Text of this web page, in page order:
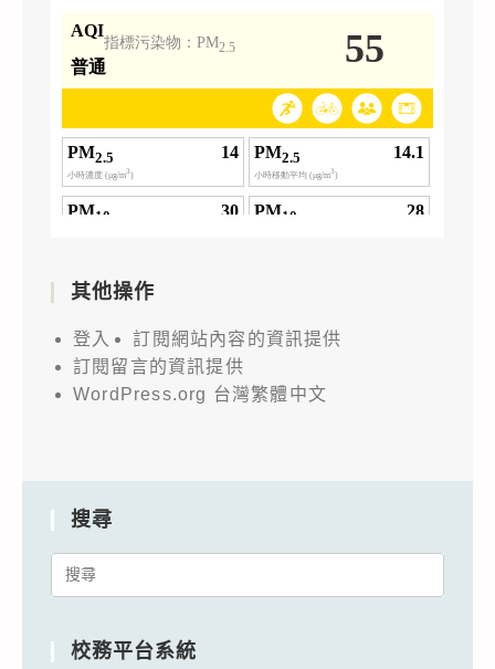
其他操作
登入
訂閱網站內容的資訊提供
訂閱留言的資訊提供
WordPress.org 台灣繁體中文
搜尋
Search
校務平台系統